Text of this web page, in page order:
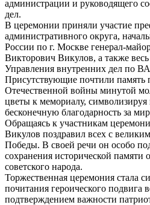
администрации и руководящего
дел.
В церемонии приняли участие
административного округа,
России по г. Москве генерал-
Викторович Викулов, а также
Управления внутренних дел по
Присутствующие почтили память
Отечественной войны минутой
цветы к мемориалу, символизируя
бесконечную благодарность за
Обращаясь к участникам
Викулов поздравил всех с
Победы. В своей речи он особо
сохранения исторической памяти
советского народа.
Торжественная церемония стала
почитания героического подвига
подтверждением важности